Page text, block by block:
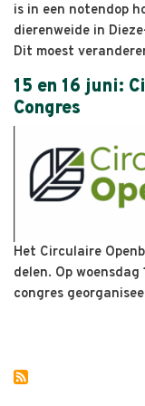
is in een notendop
dierenweide in
Dit moest
15 en 16 juni:
Congres
Het Circulaire
delen. Op
congres